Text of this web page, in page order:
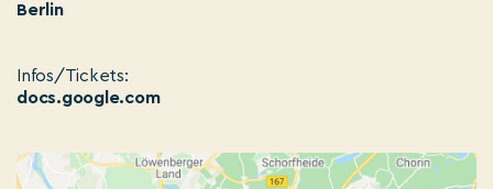
Berlin
Infos/Tickets:
docs.google.com